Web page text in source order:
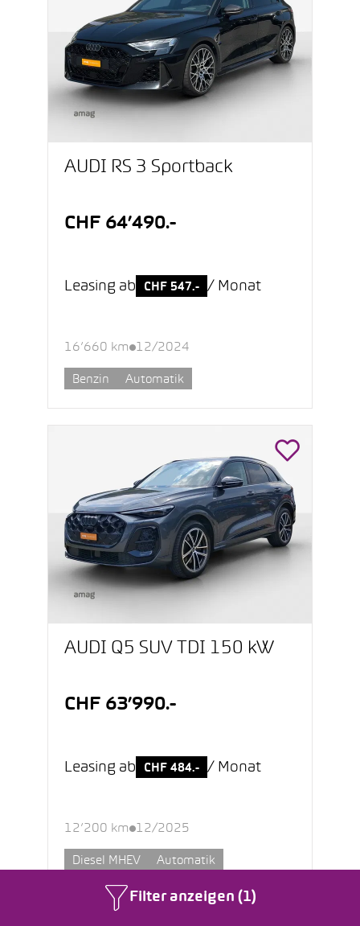
Filter anzeigen (1)
AUDI RS 3 Sportback
CHF 64’490.-
Leasing ab CHF 547.- / Monat
16’660 km 12/2024
Benzin Automatik
AUDI Q5 SUV TDI 150 kW
CHF 63’990.-
Leasing ab CHF 484.- / Monat
12’200 km 12/2025
Diesel MHEV Automatik